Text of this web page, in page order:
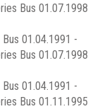
Bus 01.07.1998
01.04.1991 -
Bus 01.07.1998
01.04.1991 -
Bus 01.11.1995